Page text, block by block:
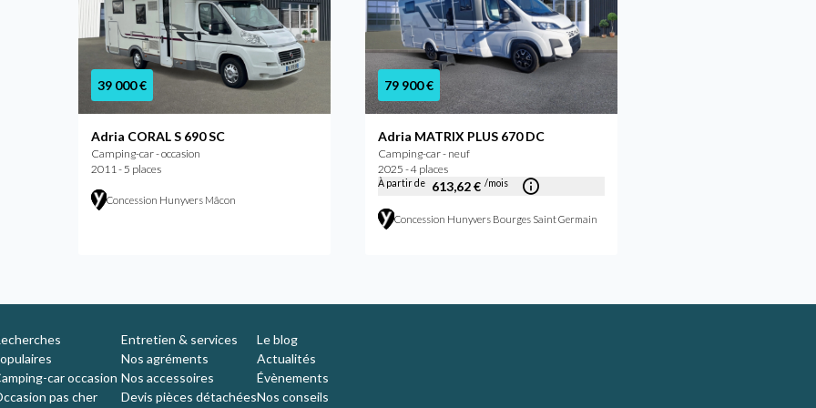
39 000 €
Adria CORAL S 690 SC
Camping-car - occasion
2011 - 5 places
Concession Hunyvers Mâcon
79 900 €
Adria MATRIX PLUS 670 DC
Camping-car - neuf
2025 - 4 places
À partir de 613,62 € /mois
Concession Hunyvers Bourges Saint Germain
car occasion
pas cher
Entretien & services
Nos agréments
Nos accessoires
Devis pièces détachées
Le blog
Actualités
Évènements
Nos conseils